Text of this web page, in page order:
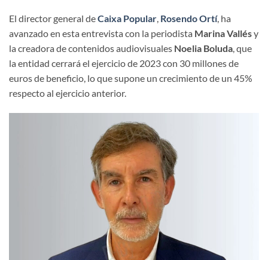
El director general deCaixa Popular, Rosendo Ortí, ha
avanzado en esta entrevista con la periodista Marina Vallésy
la creadora de contenidos audiovisuales Noelia Boluda, que
la entidad cerrará el ejercicio de 2023 con 30 millones de
euros de beneficio, lo que supone un crecimiento de un 45%
respecto al ejercicio anterior.